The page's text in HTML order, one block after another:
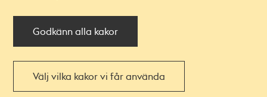
Godkänn alla kakor
Välj vilka kakor vi får använda